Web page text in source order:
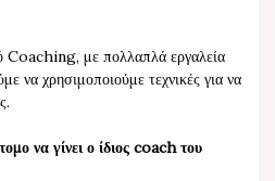
Coaching, με πολλαπλά εργαλεία
να χρησιμοποιούμε τεχνικές για να
να γίνει ο ίδιος coach του